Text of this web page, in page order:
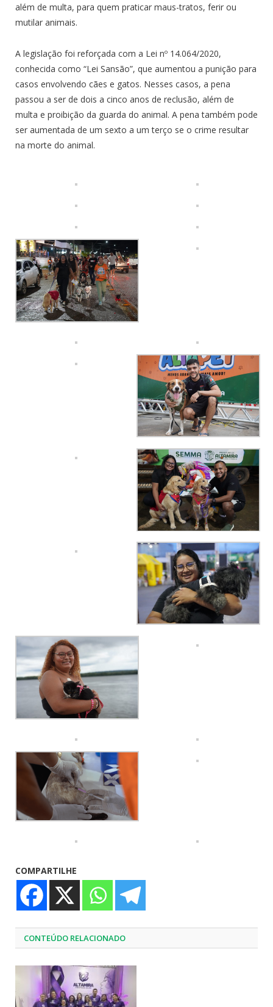
além de multa, para quem praticar maus-tratos, ferir ou
mutilar animais.
A legislação foi reforçada com a Lei nº 14.064/2020,
conhecida como “Lei Sansão”, que aumentou a punição para
casos envolvendo cães e gatos. Nesses casos, a pena
passou a ser de dois a cinco anos de reclusão, além de
multa e proibição da guarda do animal. A pena também pode
ser aumentada de um sexto a um terço se o crime resultar
na morte do animal.
COMPARTILHE
CONTEÚDO RELACIONADO